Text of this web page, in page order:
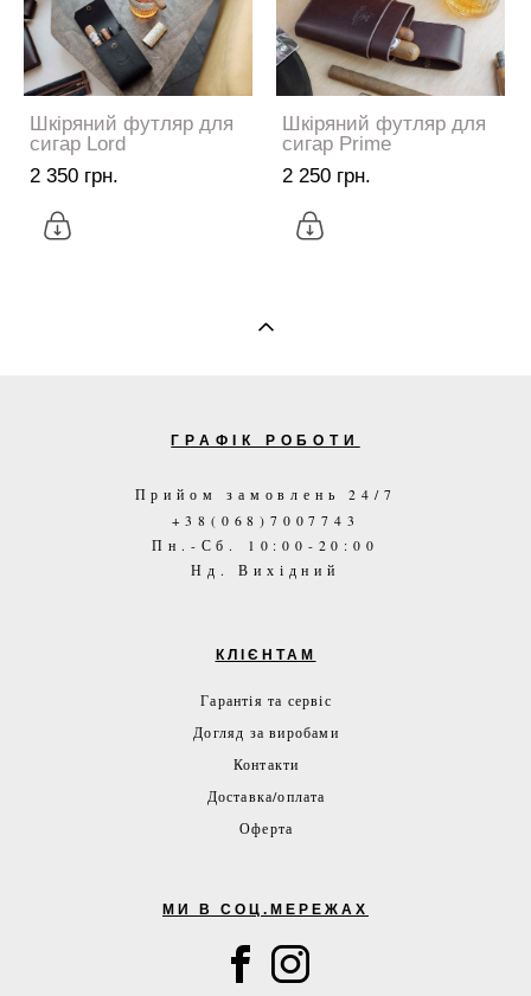
Шкіряний футляр для
сигар Lord
2 350 грн.
Шкіряний футляр для
сигар Prime
2 250 грн.
ГРАФІК РОБОТИ
Прийом замовлень 24/7
+38(068)7007743
Пн.-Сб. 10:00-20:00
Нд. Вихідний
КЛІЄНТАМ
Гарантія та сервіс
Догляд за виробами
Контакти
Доставка/оплата
Оферта
МИ В СОЦ.МЕРЕЖАХ